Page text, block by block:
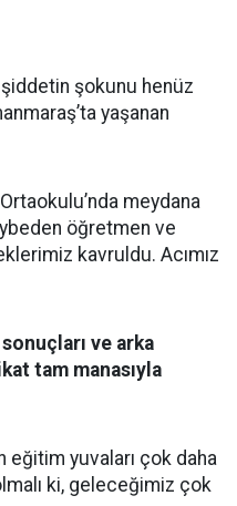
şiddetin şokunu henüz
yaşanan
meydana
öğretmen ve
kavruldu. Acımız
ve arka
tam manasıyla
eğitim yuvaları çok daha
ki, geleceğimiz çok